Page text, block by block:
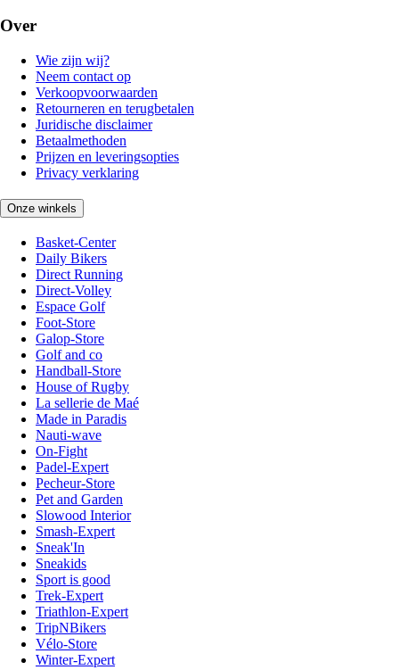
Over
Wie zijn wij?
Neem contact op
Verkoopvoorwaarden
Retourneren en terugbetalen
Juridische disclaimer
Betaalmethoden
Prijzen en leveringsopties
Privacy verklaring
Onze winkels
Basket-Center
Daily Bikers
Direct Running
Direct-Volley
Espace Golf
Foot-Store
Galop-Store
Golf and co
Handball-Store
House of Rugby
La sellerie de Maé
Made in Paradis
Nauti-wave
On-Fight
Padel-Expert
Pecheur-Store
Pet and Garden
Slowood Interior
Smash-Expert
Sneak'In
Sneakids
Sport is good
Trek-Expert
Triathlon-Expert
TripNBikers
Vélo-Store
Winter-Expert